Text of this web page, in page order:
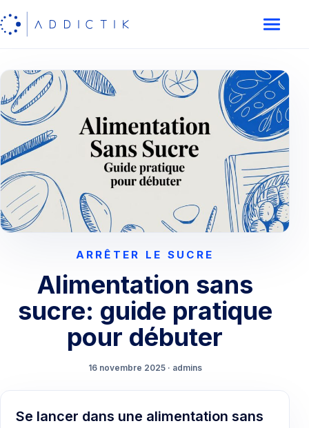
ARRÊTER LE SUCRE
Alimentation sans
sucre: guide pratique
pour débuter
16 novembre 2025 · admins
Se lancer dans une alimentation sans